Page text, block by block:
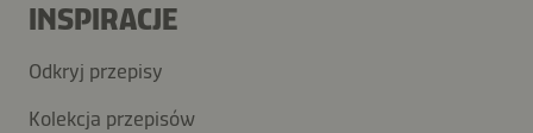
INSPIRACJE
Odkryj przepisy
Kolekcja przepisów